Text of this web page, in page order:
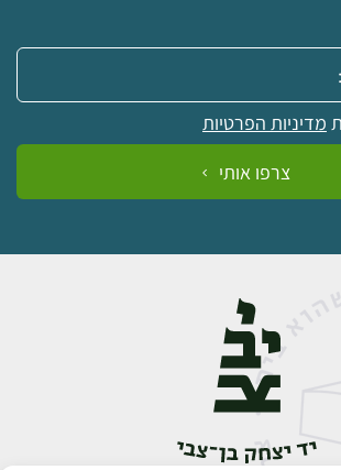
מדיניות הפרטיות
צרפו אותי